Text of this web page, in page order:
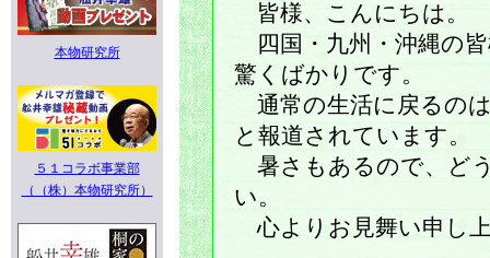
本物研究所
５１コラボ事業部
（（株）本物研究所）
皆様、こんにちは。
四国・九州・沖縄の
驚くばかりです。
通常の生活に戻るの
と報道されています。
暑さもあるので、ど
い。
心よりお見舞い申し